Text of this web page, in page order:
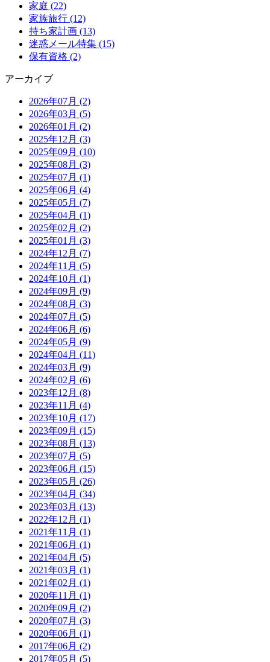
家庭 (22)
家族旅行 (12)
持ち家計画 (13)
迷惑メール特集 (15)
保有資格 (2)
アーカイブ
2026年07月 (2)
2026年03月 (5)
2026年01月 (2)
2025年12月 (3)
2025年09月 (10)
2025年08月 (3)
2025年07月 (1)
2025年06月 (4)
2025年05月 (7)
2025年04月 (1)
2025年02月 (2)
2025年01月 (3)
2024年12月 (7)
2024年11月 (5)
2024年10月 (1)
2024年09月 (9)
2024年08月 (3)
2024年07月 (5)
2024年06月 (6)
2024年05月 (9)
2024年04月 (11)
2024年03月 (9)
2024年02月 (6)
2023年12月 (8)
2023年11月 (4)
2023年10月 (17)
2023年09月 (15)
2023年08月 (13)
2023年07月 (5)
2023年06月 (15)
2023年05月 (26)
2023年04月 (34)
2023年03月 (13)
2022年12月 (1)
2021年11月 (1)
2021年06月 (1)
2021年04月 (5)
2021年03月 (1)
2021年02月 (1)
2020年11月 (1)
2020年09月 (2)
2020年07月 (3)
2020年06月 (1)
2017年06月 (2)
2017年05月 (5)